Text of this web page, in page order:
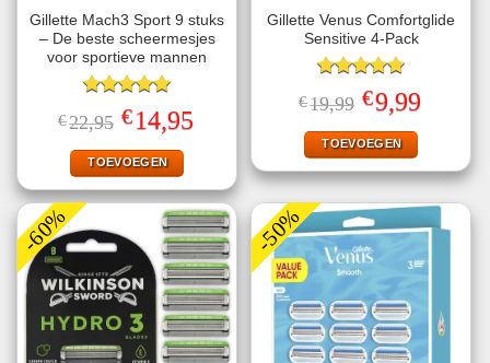
Gillette Mach3 Sport 9 stuks
– De beste scheermesjes
voor sportieve mannen
Gewaardeerd
5.00uit 5
€22,95 Oorspronkelijke
prijs
was:
€22,95.
€14,95prijs
TOEVOEGEN
Gillette Venus Comfortglide
Sensitive 4-Pack
Gewaardeerd
5.00uit 5
€19,99 Oorspronkelijke
prijs
was:
€19,99.
€9,99Huidige
prijs
TOEVOEGEN
-60% -50%